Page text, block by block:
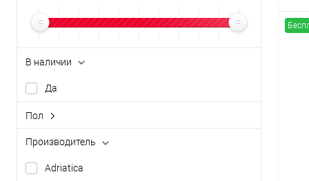
В наличии
Да
Пол
женский
унисекс
Производитель
Adriatica